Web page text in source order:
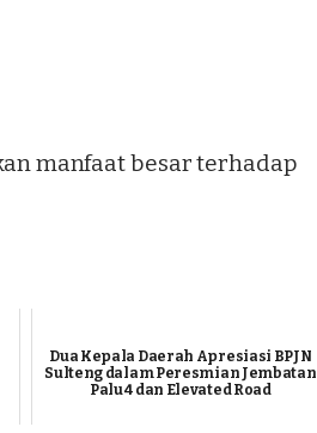
manfaat besar terhadap
Dua Kepala Daerah Apresiasi BPJN
Sulteng dalam Peresmian Jembatan
Palu 4 dan Elevated Road